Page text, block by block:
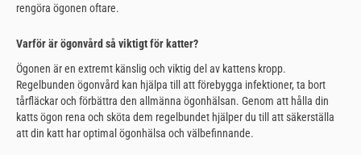
rengöra ögonen oftare.
Varför är ögonvård så viktigt för katter?
Ögonen är en extremt känslig och viktig del av kattens kropp.
Regelbunden ögonvård kan hjälpa till att förebygga infektioner, ta bort
tårfläckar och förbättra den allmänna ögonhälsan. Genom att hålla din
katts ögon rena och sköta dem regelbundet hjälper du till att säkerställa
att din katt har optimal ögonhälsa och välbefinnande.